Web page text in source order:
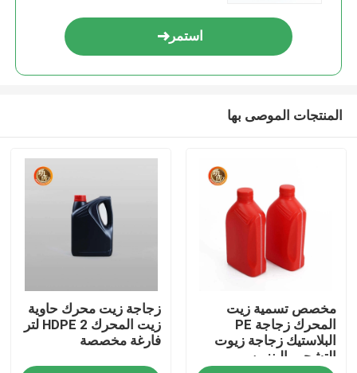
منزل
استمر
المنتجات الموصى بها
مخصص تسمية زيت
المحرك زجاجة PE
البلاستيك زجاجة زيوت
التشحيم البنزين
زجاجة زيت محرك حاوية
زيت المحرك HDPE 2 لتر
فارغة مخصصة